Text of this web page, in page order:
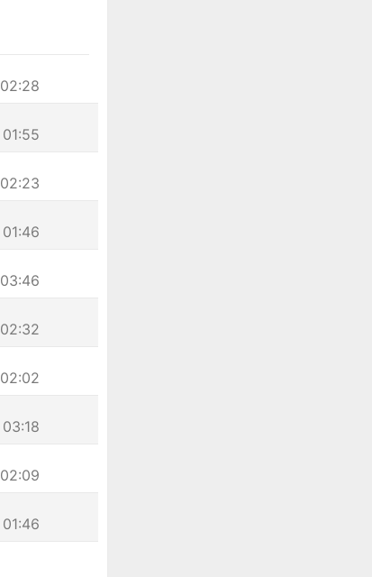
02:28
01:55
02:23
01:46
03:46
02:32
02:02
03:18
02:09
01:46